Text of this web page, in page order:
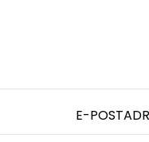
E-